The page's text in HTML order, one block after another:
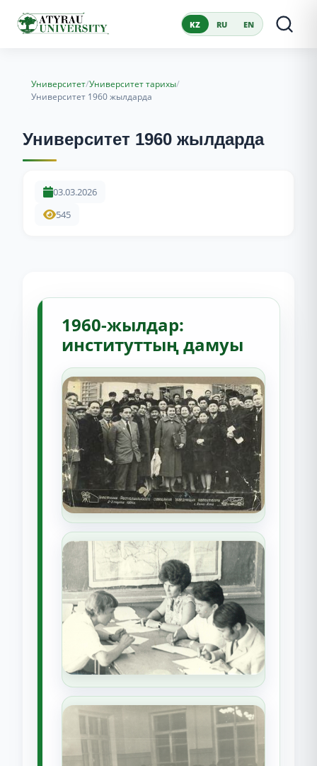
KZ RU EN
Университет/Университет тарихы/
Университет 1960 жылдарда
Университет 1960 жылдарда
03.03.2026
545
1960-жылдар:
институттың дамуы